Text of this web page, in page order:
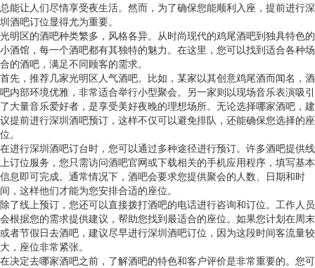
总能让人们尽情享受夜生活。然而，为了确保您能顺利入座，提前进行深
圳酒吧订位显得尤为重要。
光明区的酒吧种类繁多，风格各异。从时尚现代的鸡尾酒吧到独具特色的
小酒馆，每一个酒吧都有其独特的魅力。在这里，您可以找到适合各种场
合的酒吧，满足不同顾客的需求。
首先，推荐几家光明区人气酒吧。比如，某家以其创意鸡尾酒而闻名，酒
吧内部环境优雅，非常适合举行小型聚会。另一家则以现场音乐表演吸引
了大量音乐爱好者，是享受美好夜晚的理想场所。无论选择哪家酒吧，建
议提前进行深圳酒吧预订，这样不仅可以避免排队，还能确保您选择的座
位。
在进行深圳酒吧订台时，您可以通过多种途径进行预订。许多酒吧提供线
上订位服务，您只需访问酒吧官网或下载相关的手机应用程序，填写基本
信息即可完成。通常情况下，酒吧会要求您提供聚会的人数、日期和时
间，这样他们才能为您安排合适的座位。
除了线上预订，您还可以直接拨打酒吧的电话进行咨询和订位。工作人员
会根据您的需求提供建议，帮助您找到最适合的座位。如果您计划在周末
或者节假日去酒吧，建议尽早进行深圳酒吧订位，因为这段时间客流量较
大，座位非常紧张。
在决定去哪家酒吧之前，了解酒吧的特色和客户评价是非常重要的。您可